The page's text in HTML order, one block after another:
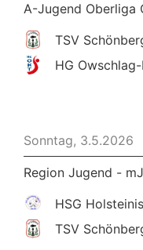
A-Jugend Oberliga
TSV
HG
Sonntag, 3.5.2026
Region Jugend -
HSG
TSV